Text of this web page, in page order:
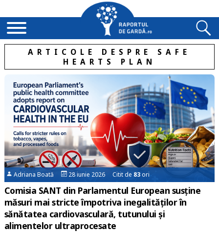
ARTICOLE DESPRE SAFE
HEARTS PLAN
Adriana Boată 28 iunie 2026 Citit de 83ori
Comisia SANT din Parlamentul European susține
măsuri mai stricte împotriva inegalităților în
sănătatea cardiovasculară, tutunului și
alimentelor ultraprocesate